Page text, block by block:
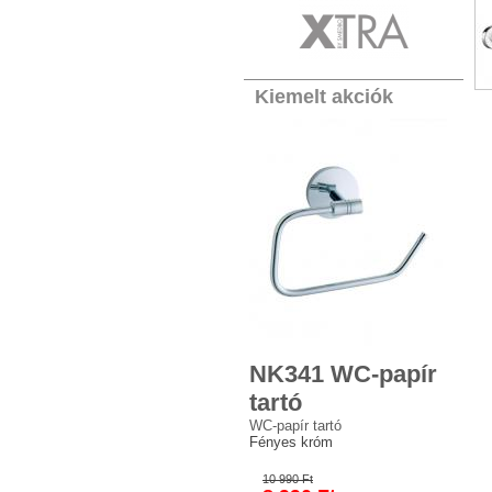
Kiemelt akciók
NK341 WC-papír
tartó
WC-papír tartó
Fényes króm
10 990 Ft